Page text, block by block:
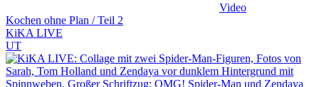
Video
Kochen ohne Plan / Teil 2
KiKA LIVE
UT